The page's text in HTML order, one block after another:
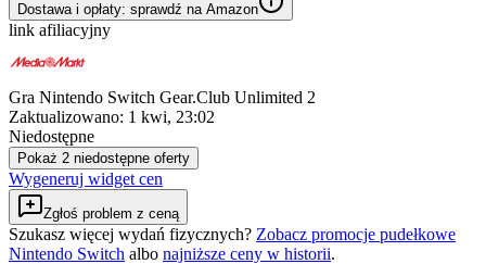
Dostawa i opłaty: sprawdź na Amazon
link afiliacyjny
Gra Nintendo Switch Gear.Club Unlimited 2
Zaktualizowano: 1 kwi, 23:02
Niedostępne
Pokaż 2 niedostępne oferty
Wygeneruj widget cen
Zgłoś problem z ceną
Szukasz więcej wydań fizycznych? Zobacz promocje pudełkowe
Nintendo Switch albo najniższe ceny w historii.